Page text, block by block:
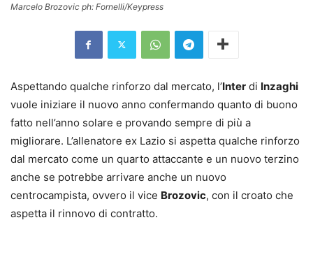
Marcelo Brozovic ph: Fornelli/Keypress
Aspettando qualche rinforzo dal mercato, l’Inter di Inzaghi
vuole iniziare il nuovo anno confermando quanto di buono
fatto nell’anno solare e provando sempre di più a
migliorare. L’allenatore ex Lazio si aspetta qualche rinforzo
dal mercato come un quarto attaccante e un nuovo terzino
anche se potrebbe arrivare anche un nuovo
centrocampista, ovvero il vice Brozovic, con il croato che
aspetta il rinnovo di contratto.